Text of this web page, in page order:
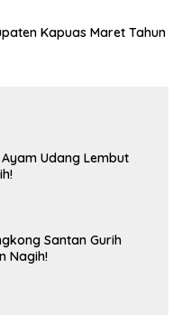
Kapuas Maret Tahun
Udang Lembut
Santan Gurih
Nagih!